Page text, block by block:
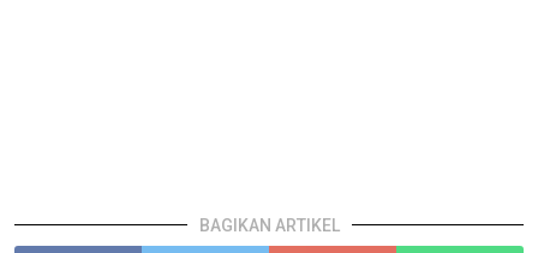
BAGIKAN ARTIKEL